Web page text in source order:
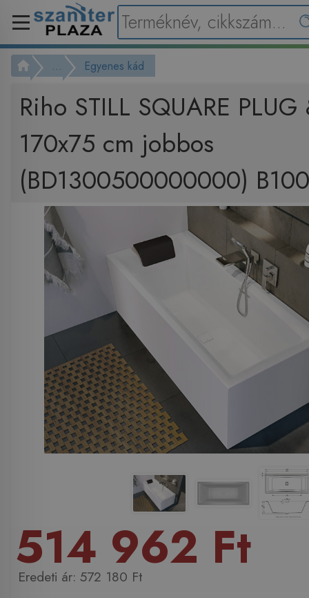
... Egyenes kád
Riho STILL SQUARE PLUG
170x75 cm jobbos
(BD1300500000000)
514 962 Ft
572 180 Ft